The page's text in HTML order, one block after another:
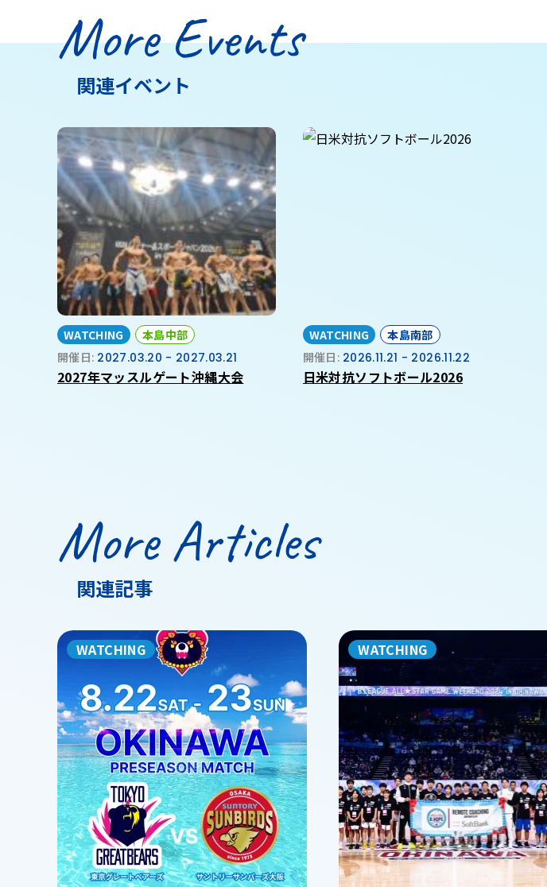
More Events
関連イベント
WATCHING
本島中部
開催日: 2027.03.20 - 2027.03.21
2027年マッスルゲート沖縄大会
WATCHING
本島南部
開催日: 2026.11.21 - 2026.11.22
日米対抗ソフトボール2026
More Articles
関連記事
WATCHING WATCHING